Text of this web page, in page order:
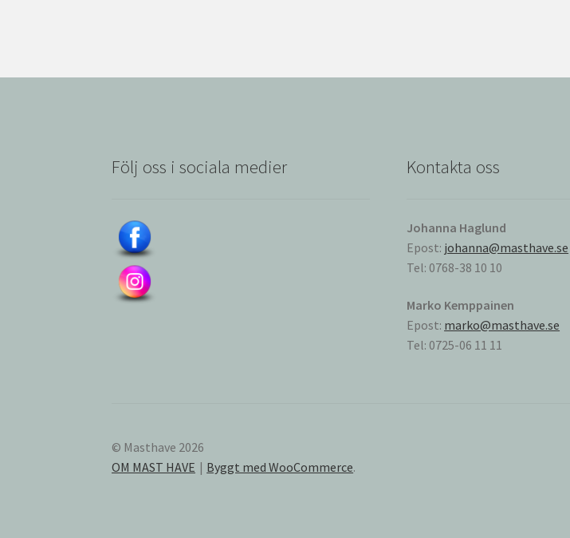
Följ oss i sociala medier Kontakta oss
Johanna Haglund
Epost: johanna@masthave.se
Tel: 0768-38 10 10
Marko Kemppainen
Epost: marko@masthave.se
Tel: 0725-06 11 11
© Masthave 2026
OM MAST HAVE
Byggt med WooCommerce.